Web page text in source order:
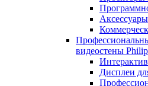
видеостены
Дисплеи